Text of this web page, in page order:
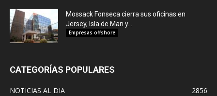
Mossack Fonseca cierra sus oficinas en
Jersey, Isla de Man y...
Empresas offshore
CATEGORÍAS POPULARES
NOTICIAS AL DIA
2856